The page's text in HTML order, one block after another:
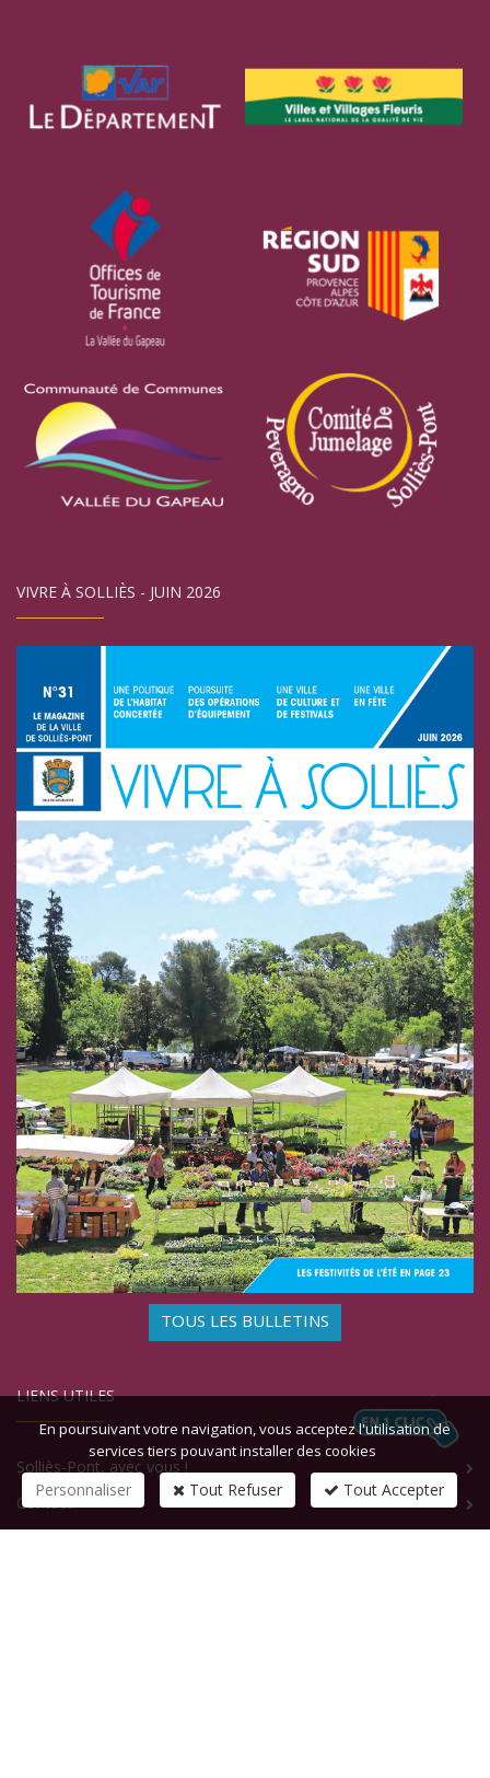
VIVRE À SOLLIÈS - JUIN 2026
TOUS LES BULLETINS
LIENS UTILES
Solliès-Pont, avec vous !
Contact
En poursuivant votre navigation, vous acceptez l'utilisation de
services tiers pouvant installer des cookies
Personnaliser Tout Refuser Tout Accepter